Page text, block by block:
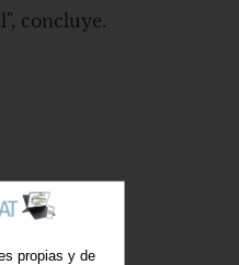
concluye.
propias y de